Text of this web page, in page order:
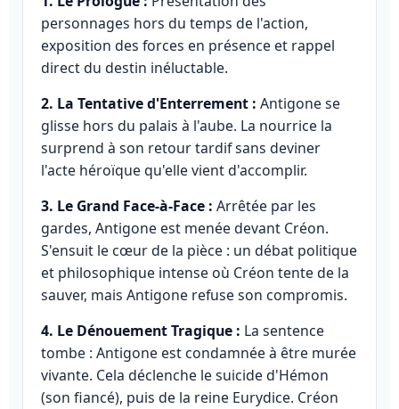
personnages hors du temps de l'action,
exposition des forces en présence et rappel
direct du destin inéluctable.
2. La Tentative d'Enterrement : Antigone se
glisse hors du palais à l'aube. La nourrice la
surprend à son retour tardif sans deviner
l'acte héroïque qu'elle vient d'accomplir.
3. Le Grand Face-à-Face : Arrêtée par les
gardes, Antigone est menée devant Créon.
S'ensuit le cœur de la pièce : un débat politique
et philosophique intense où Créon tente de la
sauver, mais Antigone refuse son compromis.
4. Le Dénouement Tragique : La sentence
tombe : Antigone est condamnée à être murée
vivante. Cela déclenche le suicide d'Hémon
(son fiancé), puis de la reine Eurydice. Créon